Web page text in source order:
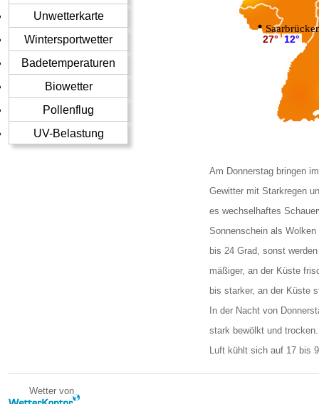
Unwetterkarte
Wintersportwetter
Badetemperaturen
Biowetter
Pollenflug
UV-Belastung
27° 12°
Am Donnerstag bringen
Gewitter mit Starkregen
es wechselhaftes
Sonnenschein als
bis 24 Grad, sonst
mäßiger, an der Küste
bis starker, an der Küste
In der Nacht von
stark bewölkt und
Luft kühlt sich auf 17 bis
Wetter von